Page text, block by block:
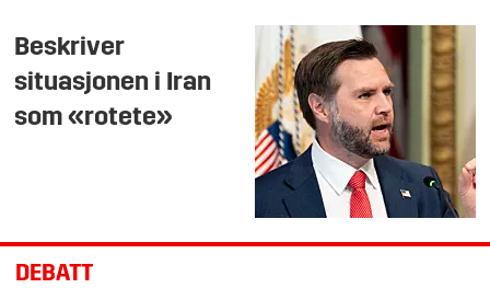
Beskriver
situasjonen i Iran
som «rotete»
DEBATT